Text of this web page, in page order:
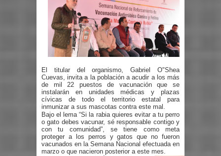
El titular del organismo, Gabriel O"Shea
Cuevas, invita a la población a acudir a los más
de mil 22 puestos de vacunación que se
instalarán en unidades médicas y plazas
cívicas de todo el territorio estatal para
inmunizar a sus mascotas contra este mal.
Bajo el lema “Si la rabia quieres evitar a tu perro
o gato debes vacunar, sé responsable contigo y
con tu comunidad”, se tiene como meta
proteger a los perros y gatos que no fueron
vacunados en la Semana Nacional efectuada en
marzo o que nacieron posterior a este mes.